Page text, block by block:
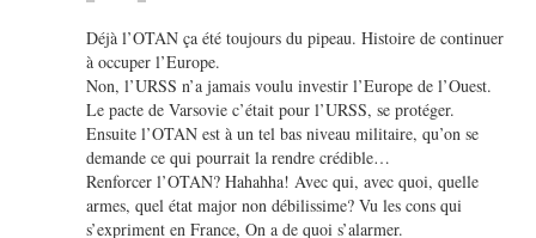
Déjà l’OTAN ça été toujours du pipeau. Histoire de continuer
à occuper l’Europe.
Non, l’URSS n’a jamais voulu investir l’Europe de l’Ouest.
Le pacte de Varsovie c’était pour l’URSS, se protéger.
Ensuite l’OTAN est à un tel bas niveau militaire, qu’on se
demande ce qui pourrait la rendre crédible…
Renforcer l’OTAN? Hahahha! Avec qui, avec quoi, quelle
armes, quel état major non débilissime? Vu les cons qui
s’expriment en France, On a de quoi s’alarmer.